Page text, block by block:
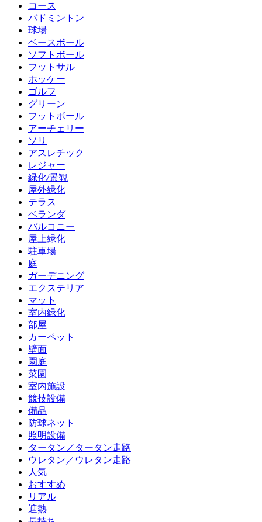
コース
バドミントン
球場
ベースボール
ソフトボール
フットサル
ホッケー
ゴルフ
グリーン
フットボール
アーチェリー
ソリ
アスレチック
レジャー
緑化/景観
屋外緑化
テラス
ベランダ
バルコニー
屋上緑化
駐車場
庭
ガーデニング
エクステリア
マット
室内緑化
部屋
カーペット
壁面
園庭
菜園
室内施設
競技設備
備品
防球ネット
照明設備
タータン／タータン走路
ウレタン／ウレタン走路
人気
おすすめ
リアル
遮熱